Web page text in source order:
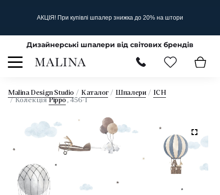
АКЦІЯ! При купівлі шпалер знижка до 20% на штори
Дизайнерські шпалери від світових брендів
Malina Design Studio Каталог Шпалери
ICH
Колекція Pippo , 456-1